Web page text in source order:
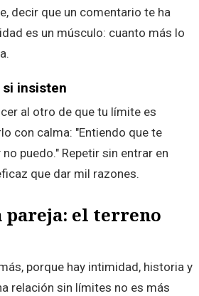
decir que un comentario te ha
es un músculo: cuanto más lo
insisten
al otro de que tu límite es
con calma: "Entiendo que te
puedo." Repetir sin entrar en
que dar mil razones.
el terreno
porque hay intimidad, historia y
relación sin límites no es más